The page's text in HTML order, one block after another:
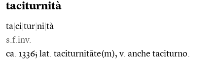
taciturnità
ta ci tur ni tà
s.f.inv.
ca. 1336; lat. taciturnitāte(m), v. anche taciturno.